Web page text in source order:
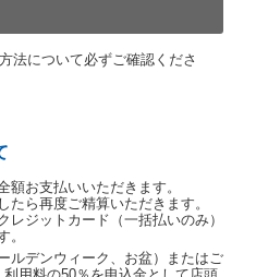
うものとし、当社は、この
あったときは、受領済の予
するものとします。
が取り消されたとき、又は貸
します。
にもよらない事由により貸
、当社は受領済の予約申込
す。
あった車種クラスのレンタ
法について必ずご確認くださ
額お支払いいただきます。
たら再度ご精算いただきます。
ジットカード（一括払いのみ）
。
ルデンウィーク、お盆）またはご